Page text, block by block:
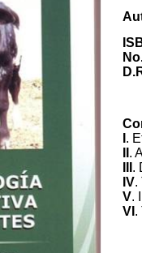
.
.
.
IV.
V.
VI .